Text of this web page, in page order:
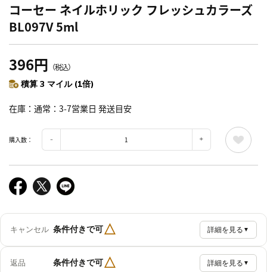
コーセー ネイルホリック フレッシュカラーズ
BL097V 5ml
396円 （税込）
積算 3 マイル (1倍)
在庫 通常：3-7営業日 発送目安
購入数：
キャンセル 条件付きで可△ 詳細を見る ▼
返品 条件付きで可△ 詳細を見る ▼